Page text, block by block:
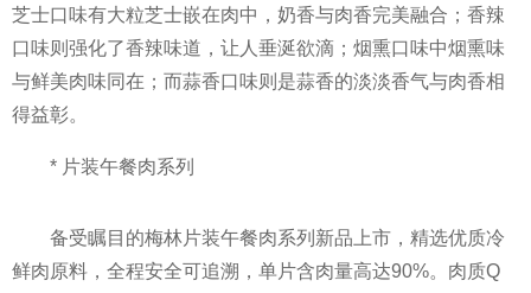
芝士口味有大粒芝士嵌在肉中，奶香与肉香完美融合；香辣
口味则强化了香辣味道，让人垂涎欲滴；烟熏口味中烟熏味
与鲜美肉味同在；而蒜香口味则是蒜香的淡淡香气与肉香相
得益彰。
* 片装午餐肉系列
备受瞩目的梅林片装午餐肉系列新品上市，精选优质冷
鲜肉原料，全程安全可追溯，单片含肉量高达90%。肉质Q